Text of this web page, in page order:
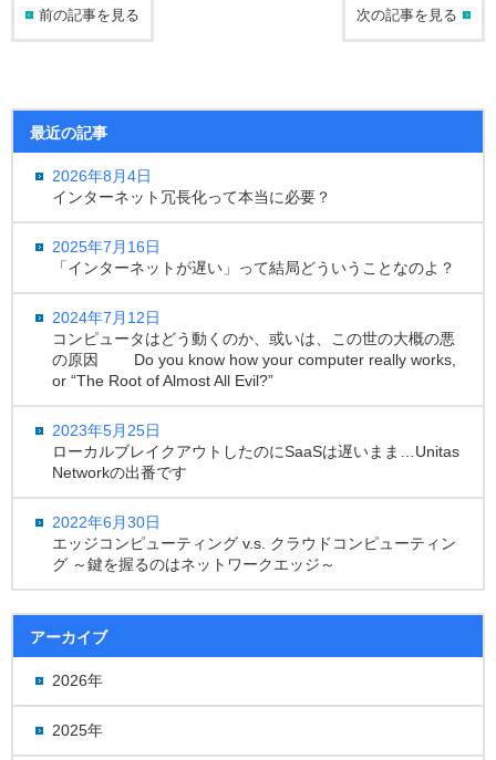
前の記事を見る 次の記事を見る
最近の記事
2026年8月4日
インターネット冗長化って本当に必要？
2025年7月16日
「インターネットが遅い」って結局どういうことなのよ？
2024年7月12日
コンピュータはどう動くのか、或いは、この世の大概の悪
の原因 Do you know how your computer really works,
or “The Root of Almost All Evil?”
2023年5月25日
ローカルブレイクアウトしたのにSaaSは遅いまま…Unitas
Networkの出番です
2022年6月30日
エッジコンピューティング v.s. クラウドコンピューティン
グ ～鍵を握るのはネットワークエッジ～
アーカイブ
2026年
2025年